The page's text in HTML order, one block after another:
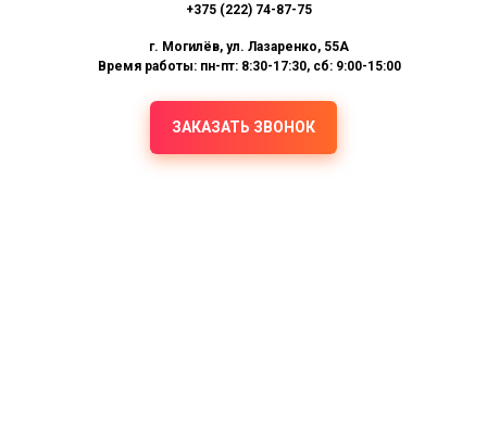
+375 (222) 74-87-75
г. Могилёв, ул. Лазаренко, 55А
Время работы: пн-пт: 8:30-17:30, сб: 9:00-15:00
ЗАКАЗАТЬ ЗВОНОК